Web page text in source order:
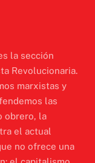
la sección
Revolucionaria.
marxistas y
las
obrero, la
el actual
no ofrece una